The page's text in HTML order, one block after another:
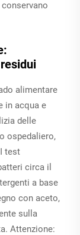
alimentare
in acqua e
delle
ospedaliero,
test
circa il
a base
con aceto,
sulla
Attenzione: